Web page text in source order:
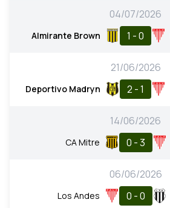
04/07/2026
Almirante Brown 1 - 0
21/06/2026
Deportivo Madryn 2 - 1
14/06/2026
CA Mitre 0 - 3
06/06/2026
Los Andes 0 - 0